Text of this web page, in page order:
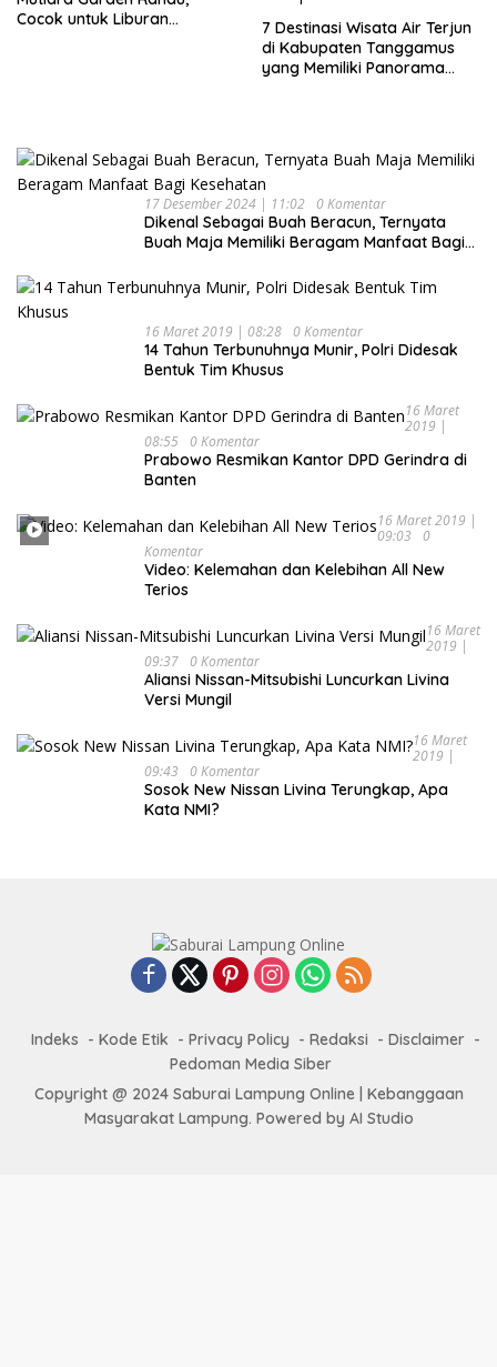
Cocok untuk Liburan
7 Destinasi Wisata Air Terjun
di Kabupaten Tanggamus
yang Memiliki Panorama
17 Desember 2024 | 11:02 0 Komentar
Dikenal Sebagai Buah Beracun, Ternyata
Buah Maja Memiliki Beragam Manfaat Bagi
16 Maret 2019 | 08:28 0 Komentar
14 Tahun Terbunuhnya Munir, Polri Didesak
Bentuk Tim Khusus
16 Maret
2019 |
08:55 0 Komentar
Prabowo Resmikan Kantor DPD Gerindra di
Banten
16 Maret 2019 |
09:03
0
Komentar
Video: Kelemahan dan Kelebihan All New
Terios
16 Maret
2019 |
09:37 0 Komentar
Aliansi Nissan-Mitsubishi Luncurkan Livina
Versi Mungil
16 Maret
2019 |
09:43
0 Komentar
Sosok New Nissan Livina Terungkap, Apa
Kata NMI?
Indeks Kode Etik Privacy Policy Redaksi
Disclaimer
Pedoman Media Siber
Copyright @ 2024 Saburai Lampung Online | Kebanggaan
Masyarakat Lampung. Powered by AI Studio